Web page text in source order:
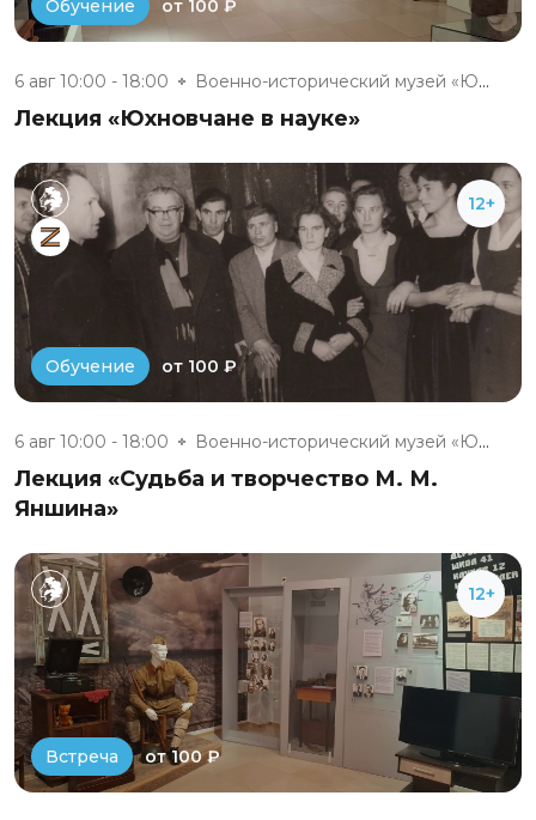
Обучение от 100 ₽
6 авг 10:00 - 18:00 Военно-исторический музей «Юхн...
Лекция «Юхновчане в науке»
12+
Обучение от 100 ₽
6 авг 10:00 - 18:00 Военно-исторический музей «Юхн...
Лекция «Судьба и творчество М. М.
Яншина»
12+
Встреча от 100 ₽